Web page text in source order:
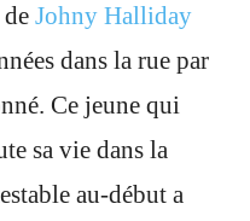
Johny Halliday
dans la rue par
Ce jeune qui
sa vie dans la
au-début a